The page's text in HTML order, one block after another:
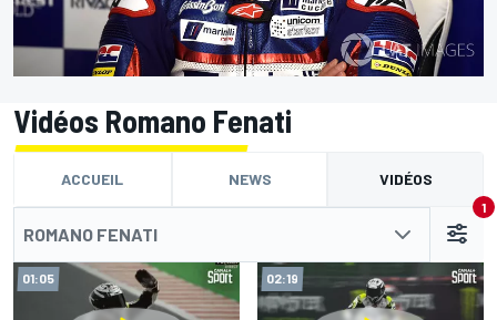
Vidéos Romano Fenati
ACCUEIL NEWS VIDÉOS
ROMANO FENATI
1
01:05 02:19